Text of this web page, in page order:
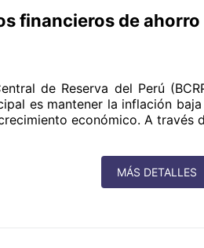
financieros de ahorro
de Reserva del Perú
es mantener la inflación
económico. A través
MÁS DETALLES